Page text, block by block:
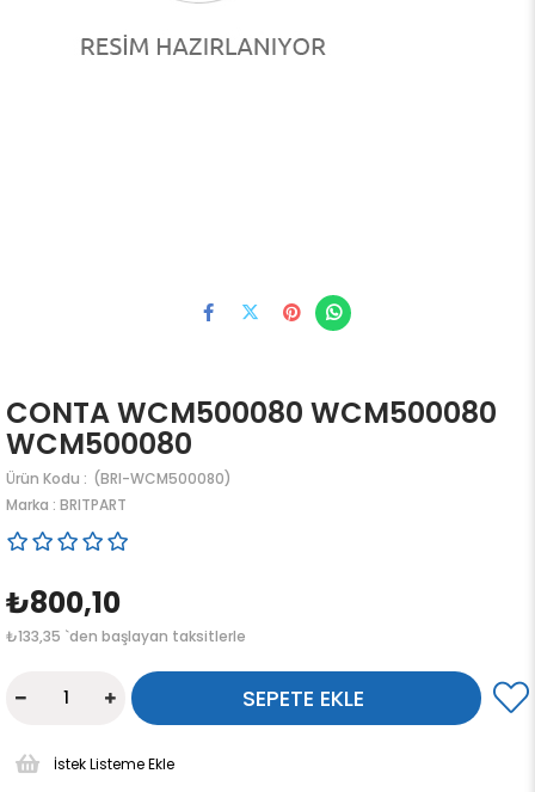
CONTA WCM500080 WCM500080
WCM500080
(BRI-WCM500080)
Marka : BRITPART
₺800,10
₺133,35 `den başlayan taksitlerle
İstek Listeme Ekle